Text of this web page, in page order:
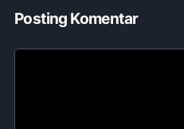
Posting Komentar